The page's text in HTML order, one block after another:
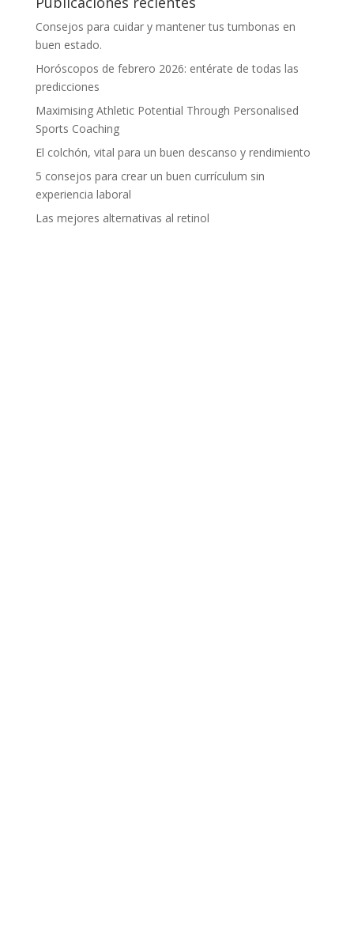
Consejos para cuidar y mantener tus tumbonas en
buen estado.
Horóscopos de febrero 2026: entérate de todas las
predicciones
Maximising Athletic Potential Through Personalised
Sports Coaching
El colchón, vital para un buen descanso y rendimiento
5 consejos para crear un buen currículum sin
experiencia laboral
Las mejores alternativas al retinol